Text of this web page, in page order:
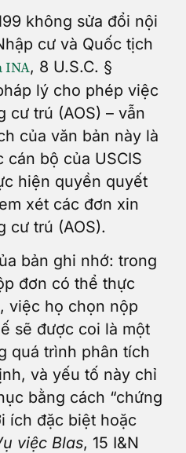
không sửa đổi nội
cư và Quốc tịch
INA, 8 U.S.C. §
lý cho phép việc
cư trú (AOS) – vẫn
của văn bản này là
bộ của USCIS
hiện quyền quyết
xét các đơn xin
cư trú (AOS).
bản ghi nhớ: trong
đơn có thể thực
việc họ chọn nộp
sẽ được coi là một
quá trình phân tích
và yếu tố này chỉ
bằng cách “chứng
ích đặc biệt hoặc
việc Blas, 15 I&N